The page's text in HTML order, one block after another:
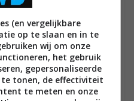
2019 OM 07:51
om onze
!!
(en vergelijkbare
op te slaan en in te
wij om onze
het gebruik
gepersonaliseerde
tonen, de effectiviteit
te meten en onze